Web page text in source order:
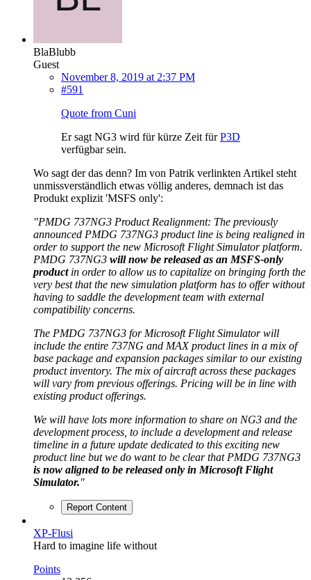
BlaBlubb
Guest
November 8, 2019 at 2:37 PM
#591
Quote from Cuni
Er sagt NG3 wird für kürze Zeit fürP3D
verfügbar sein.
Wo sagt der das denn? Im von Patrik verlinkten Artikel steht
unmissverständlich etwas völlig anderes, demnach ist das
Produkt explizit 'MSFS only':
"PMDG 737NG3 Product Realignment: The previously
announced PMDG 737NG3 product line is being realigned in
order to support the new Microsoft Flight Simulator platform.
PMDG 737NG3 will now be released as an MSFS-only
productin order to allow us to capitalize on bringing forth the
very best that the new simulation platform has to offer without
having to saddle the development team with external
compatibility concerns.
The PMDG 737NG3 for Microsoft Flight Simulator will
include the entire 737NG and MAX product lines in a mix of
base package and expansion packages similar to our existing
product inventory. The mix of aircraft across these packages
will vary from previous offerings. Pricing will be in line with
existing product offerings.
We will have lots more information to share on NG3 and the
development process, to include a development and release
timeline in a future update dedicated to this exciting new
product line but we do want to be clear that PMDG 737NG3
is now aligned to be released only in Microsoft Flight
Simulator."
Report Content
XP-Flusi
Hard to imagine life without
Points